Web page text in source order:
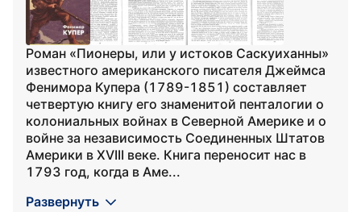
Роман «Пионеры, или у истоков Саскуиханны»
известного американского писателя Джеймса
Фенимора Купера (1789-1851) составляет
четвертую книгу его знаменитой пенталогии о
колониальных войнах в Северной Америке и о
войне за независимость Соединенных Штатов
Америки в XVIII веке. Книга переносит нас в
1793 год, когда в Аме...
Развернуть